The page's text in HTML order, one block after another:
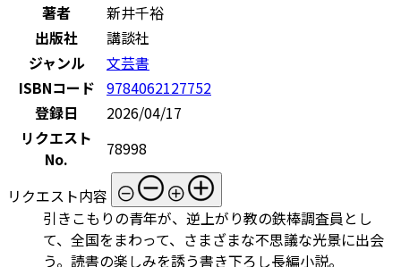
著者
新井千裕
出版社
講談社
ジャンル
文芸書
ISBNコード 9784062127752
登録日
2026/04/17
リクエスト
No.
78998
リクエスト内容
引きこもりの青年が、逆上がり教の鉄棒調査員とし
て、全国をまわって、さまざまな不思議な光景に出会
う。読書の楽しみを誘う書き下ろし長編小説。